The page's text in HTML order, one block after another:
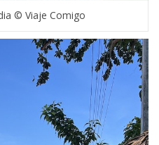
© Viaje Comigo